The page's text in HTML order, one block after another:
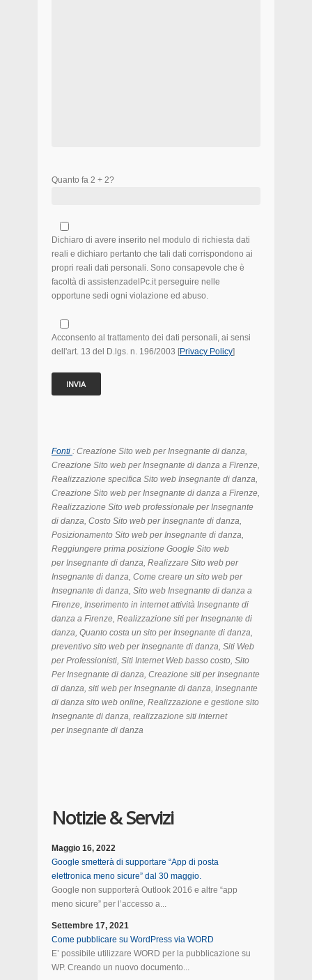
Quanto fa 2 + 2?
Dichiaro di avere inserito nel modulo di richiesta dati
reali e dichiaro pertanto che tali dati corrispondono ai
propri reali dati personali. Sono consapevole che è
facoltà di assistenzadelPc.it perseguire nelle
opportune sedi ogni violazione ed abuso.
Acconsento al trattamento dei dati personali, ai sensi
dell'art. 13 del D.lgs. n. 196/2003 [Privacy Policy]
Fonti : Creazione Sito web per Insegnante di danza,
Creazione Sito web per Insegnante di danza a Firenze,
Realizzazione specifica Sito web Insegnante di danza,
Creazione Sito web per Insegnante di danza a Firenze,
Realizzazione Sito web professionale per Insegnante
di danza, Costo Sito web per Insegnante di danza,
Posizionamento Sito web per Insegnante di danza,
Reggiungere prima posizione Google Sito web
per Insegnante di danza, Realizzare Sito web per
Insegnante di danza, Come creare un sito web per
Insegnante di danza, Sito web Insegnante di danza a
Firenze, Inserimento in internet attività Insegnante di
danza a Firenze, Realizzazione siti per Insegnante di
danza, Quanto costa un sito per Insegnante di danza,
preventivo sito web per Insegnante di danza, Siti Web
per Professionisti, Siti Internet Web basso costo, Sito
Per Insegnante di danza, Creazione siti per Insegnante
di danza, siti web per Insegnante di danza, Insegnante
di danza sito web online, Realizzazione e gestione sito
Insegnante di danza, realizzazione siti internet
per Insegnante di danza
Notizie & Servizi
Maggio 16, 2022
Google smetterà di supportare “App di posta
elettronica meno sicure” dal 30 maggio.
Google non supporterà Outlook 2016 e altre “app
meno sicure” per l’accesso a...
Settembre 17, 2021
Come pubblicare su WordPress via WORD
E’ possibile utilizzare WORD per la pubblicazione su
WP. Creando un nuovo documento...